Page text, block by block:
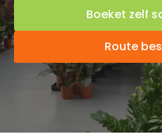
Boeket zelf
Route